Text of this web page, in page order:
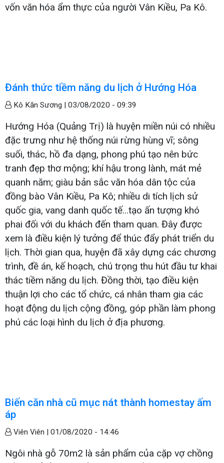
vốn văn hóa ẩm thực của người Vân Kiều, Pa Kô.
Đánh thức tiềm năng du lịch ở Hướng Hóa
Kô Kăn Sương | 03/08/2020 - 09:39
Hướng Hóa (Quảng Trị) là huyện miền núi có nhiều
đặc trưng như hệ thống núi rừng hùng vĩ; sông
suối, thác, hồ đa dạng, phong phú tạo nên bức
tranh đẹp thơ mộng; khí hậu trong lành, mát mẻ
quanh năm; giàu bản sắc văn hóa dân tộc của
đồng bào Vân Kiều, Pa Kô; nhiều di tích lịch sử
quốc gia, vang danh quốc tế...tạo ấn tượng khó
phai đối với du khách đến tham quan. Đây được
xem là điều kiện lý tưởng để thúc đẩy phát triển du
lịch. Thời gian qua, huyện đã xây dựng các chương
trình, đề án, kế hoạch, chú trọng thu hút đầu tư khai
thác tiềm năng du lịch. Đồng thời, tạo điều kiện
thuận lợi cho các tổ chức, cá nhân tham gia các
hoạt động du lịch cộng đồng, góp phần làm phong
phú các loại hình du lịch ở địa phương.
Biến căn nhà cũ mục nát thành homestay ấm
áp
Viên Viên | 01/08/2020 - 14:46
Ngôi nhà gỗ 70m2 là sản phẩm của cặp vợ chồng